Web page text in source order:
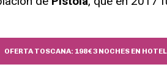
OFERTA TOSCANA: 198€ 3 NOCHES EN